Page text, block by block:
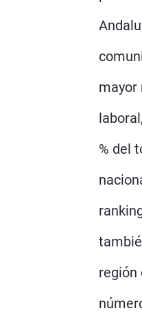
mayor
% del
región